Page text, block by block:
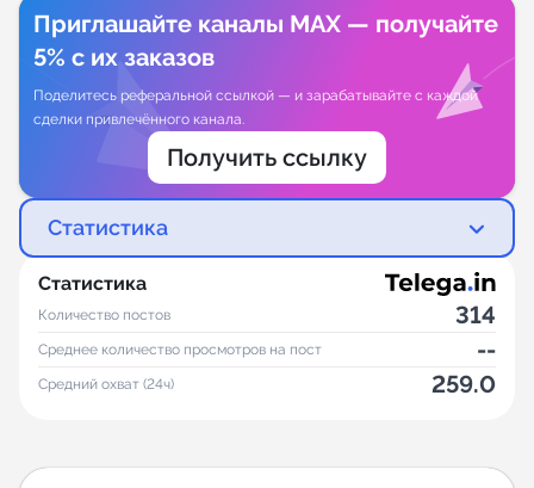
Приглашайте каналы MAX — получайте
5% с их заказов
Поделитесь реферальной ссылкой — и зарабатывайте с каждой
сделки привлечённого канала.
Получить ссылку
Статистика
Статистика
Количество постов 314
Среднее количество просмотров на пост --
Средний охват (24ч) 259.0